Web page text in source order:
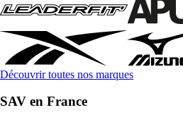
Découvrir toutes nos marques
SAV en France